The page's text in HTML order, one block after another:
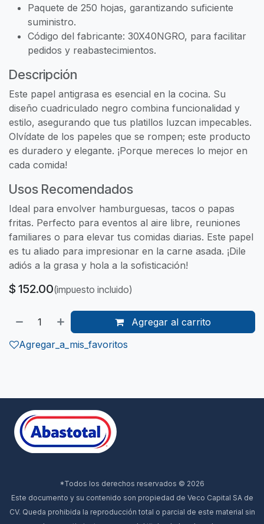
Paquete de 250 hojas, garantizando suficiente
suministro.
Código del fabricante: 30X40NGRO, para facilitar
pedidos y reabastecimientos.
Descripción
Este papel antigrasa es esencial en la cocina. Su
diseño cuadriculado negro combina funcionalidad y
estilo, asegurando que tus platillos luzcan impecables.
Olvídate de los papeles que se rompen; este producto
es duradero y elegante. ¡Porque mereces lo mejor en
cada comida!
Usos Recomendados
Ideal para envolver hamburguesas, tacos o papas
fritas. Perfecto para eventos al aire libre, reuniones
familiares o para elevar tus comidas diarias. Este papel
es tu aliado para impresionar en la carne asada. ¡Dile
adiós a la grasa y hola a la sofisticación!
$ 152.00(impuesto incluido)
Agregar al carrito
Agregar_a_mis_favoritos
*Todos los derechos reservados © 2026
Este documento y su contenido son propiedad de Veco Capital SA de
CV. Queda prohibida la reproducción total o parcial de este material sin